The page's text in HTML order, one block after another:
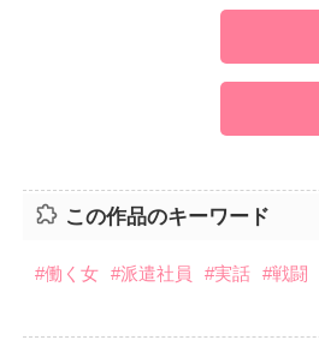
この作品のキーワード
#働く女 #派遣社員 #実話 #戦闘